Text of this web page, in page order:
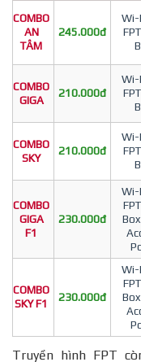
COMBO
AN
TÂM
245.000đ
Wi-
COMBO
GIGA
210.000đ
Wi-
COMBO
SKY
210.000đ
Wi-
COMBO
GIGA
F1
230.000đ
Wi-
COMBO
SKY F1
230.000đ
Wi-
Truyền hình FPT